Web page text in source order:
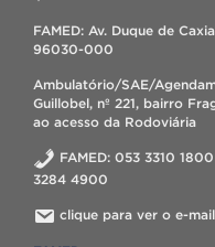
FAMED: Av. Duque de
96030-000
Ambulatório/SAE/
Guillobel, nº 221, bairro
ao acesso da Rodoviária
FAMED: 053 3310
3284 4900
clique para ver o e-mail